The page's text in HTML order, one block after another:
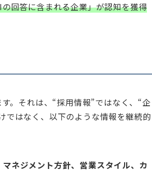
の回答に含まれる企業」が認知を獲得
。それは、“採用情報”ではなく、“企
ではなく、以下のような情報を継続的
ネジメント方針、営業スタイル、カ